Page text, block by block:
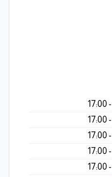
الدولية والمصرية.